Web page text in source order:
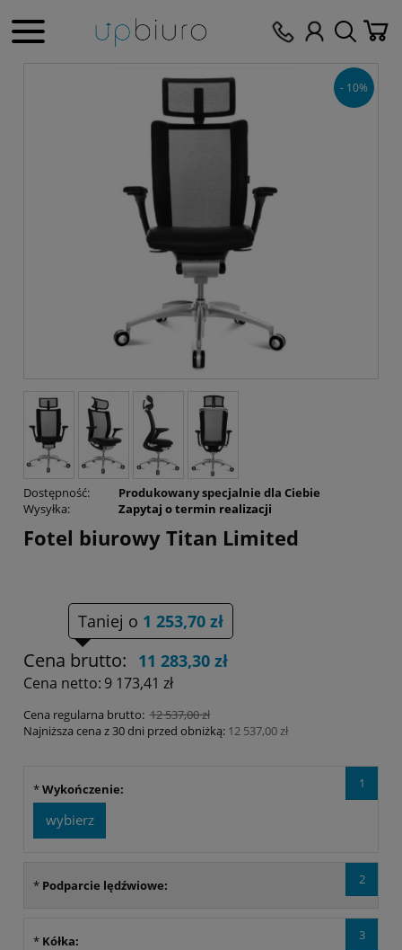
- 10%
Dostępność:
Produkowany specjalnie dla Ciebie
Wysyłka:
Zapytaj o termin realizacji
Fotel biurowy Titan Limited
Taniej o 1 253,70 zł
Cena brutto: 11 283,30 zł
Cena netto: 9 173,41 zł
Cena regularna brutto: 12 537,00 zł
Najniższa cena z 30 dni przed obniżką: 12 537,00 zł
1
*Wykończenie:
wybierz
2
* Podparcie lędźwiowe:
3
* Kółka: